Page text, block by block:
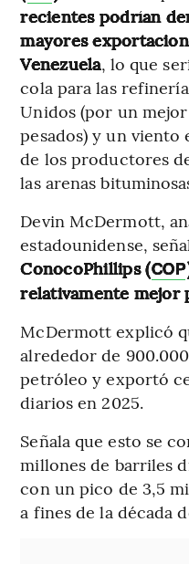
recientes podrían
mayores
Venezuela, lo que
cola para las
Unidos (por un
pesados) y un viento
de los productores
las arenas
Devin McDermott,
estadounidense,
ConocoPhillips (COP
relativamente mejor
McDermott explicó
alrededor de
petróleo y exportó
diarios en 2025.
Señala que esto se
millones de barriles
con un pico de 3,5
a fines de la década